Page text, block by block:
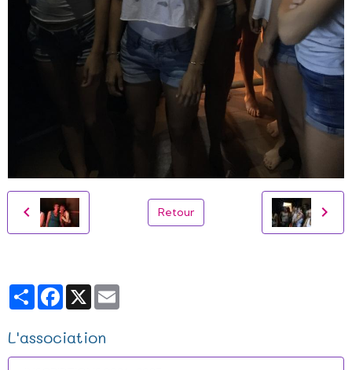
Retour
PartagerFacebook
X
L'association